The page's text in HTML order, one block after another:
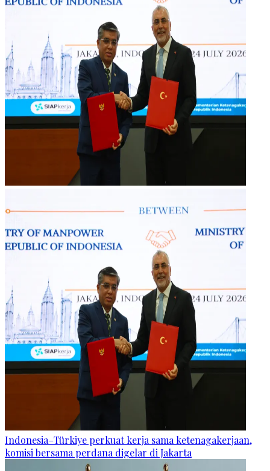
Indonesia–Türkiye perkuat kerja sama ketenagakerjaan,
komisi bersama perdana digelar di Jakarta